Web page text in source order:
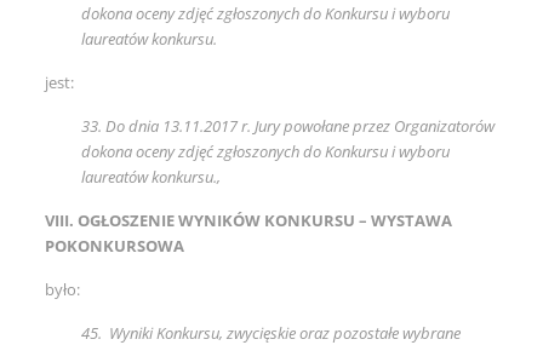
dokona oceny zdjęć zgłoszonych do Konkursu i wyboru
laureatów konkursu.
jest:
33. Do dnia 13.11.2017 r. Jury powołane przez Organizatorów
dokona oceny zdjęć zgłoszonych do Konkursu i wyboru
laureatów konkursu.,
VIII. OGŁOSZENIE WYNIKÓW KONKURSU – WYSTAWA
POKONKURSOWA
było:
45. Wyniki Konkursu, zwycięskie oraz pozostałe wybrane